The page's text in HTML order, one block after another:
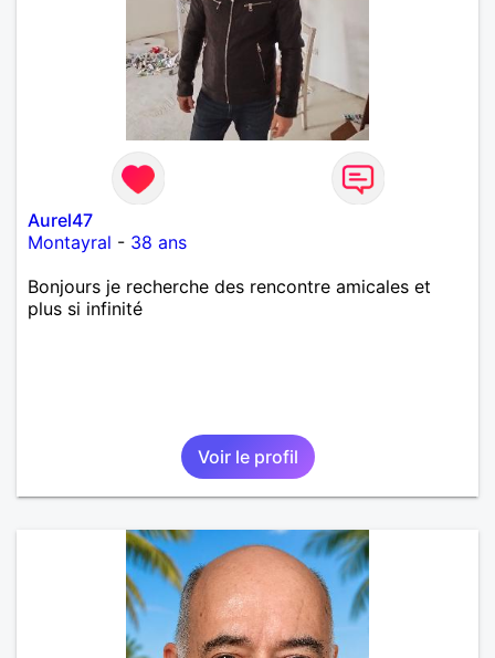
Aurel47
Montayral - 38 ans
Bonjours je recherche des rencontre amicales et
plus si infinité
Voir le profil